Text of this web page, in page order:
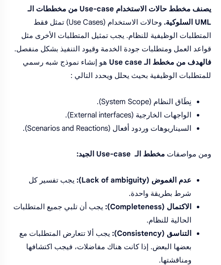
يصنف مخطط حالات الاستخدام Use-case من مخططات الـ
UML السلوكية.
وحالات الاستخدام (Use Cases) تمثل فقط
المتطلبات الوظيفية للنظام. يجب تمثيل المتطلبات الأخرى مثل
قواعد العمل ومتطلبات جودة الخدمة وقيود التنفيذ بشكل منفصل.
فالهدف من مخطط الـ Use case
هو إنشاء نموذج شبه رسمي
للمتطلبات الوظيفية بحيث يحلل ويحدد التالي :
نِطَاق النظام (System Scope).
الواجهات الخارجية (External interfaces).
السيناريوهات وردود أفعال (Scenarios and Reactions).
ومن مواصفات مخطط الـ Use-case الجيد:
عدم الغموض (Lack of ambiguity):
يجب تفسير كل
شرط بطريقة واحدة.
الاكتمال (Completeness):
يجب أن تلبي جميع المتطلبات
الحالية للنظام.
التناسق (Consistency):
يجب ألا تتعارض المتطلبات مع
بعضها البعض. إذا كانت هناك مفاضلات، فيجب اكتشافها
ومناقشتها.